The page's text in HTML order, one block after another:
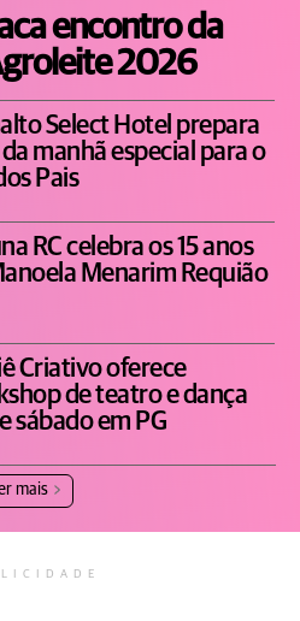
encontro da
2026
Select Hotel prepara
manhã especial para o
Pais
RC celebra os 15 anos
Menarim Requião
Criativo oferece
de teatro e dança
sábado em PG
mais